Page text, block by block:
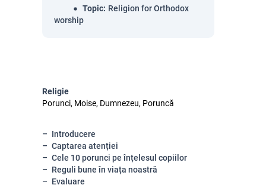
Topic: Religion for Orthodox
worship
Religie
Porunci, Moise, Dumnezeu, Poruncă
Introducere
Captarea atenției
Cele 10 porunci pe înțelesul copiilor
Reguli bune în viața noastră
Evaluare